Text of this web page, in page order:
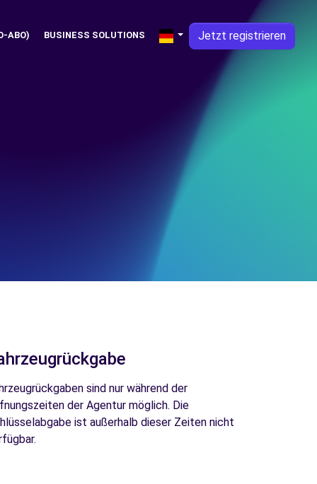
ABO) BUSINESS SOLUTIONS Jetzt registrieren
sind nur während der
der Agentur möglich. Die
ist außerhalb dieser Zeiten nicht